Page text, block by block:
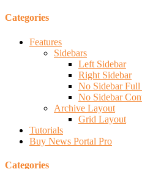
Categories
Features
Sidebars
Left Sidebar
Right Sidebar
No Sidebar
No Sidebar
Archive Layout
Grid Layout
Tutorials
Buy News Portal Pro
Categories